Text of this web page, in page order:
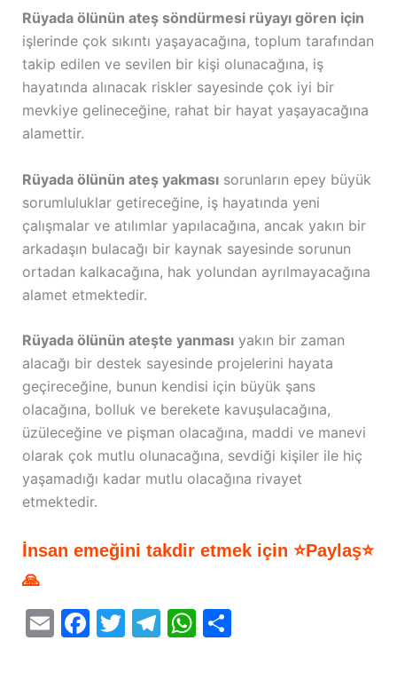
Rüyada ölünün ateş söndürmesi rüyayı gören için
işlerinde çok sıkıntı yaşayacağına, toplum tarafından
takip edilen ve sevilen bir kişi olunacağına, iş
hayatında alınacak riskler sayesinde çok iyi bir
mevkiye gelineceğine, rahat bir hayat yaşayacağına
alamettir.
Rüyada ölünün ateş yakmasısorunların epey büyük
sorumluluklar getireceğine, iş hayatında yeni
çalışmalar ve atılımlar yapılacağına, ancak yakın bir
arkadaşın bulacağı bir kaynak sayesinde sorunun
ortadan kalkacağına, hak yolundan ayrılmayacağına
alamet etmektedir.
Rüyada ölünün ateşte yanmasıyakın bir zaman
alacağı bir destek sayesinde projelerini hayata
geçireceğine, bunun kendisi için büyük şans
olacağına, bolluk ve berekete kavuşulacağına,
üzüleceğine ve pişman olacağına, maddi ve manevi
olarak çok mutlu olunacağına, sevdiği kişiler ile hiç
yaşamadığı kadar mutlu olacağına rivayet
etmektedir.
İnsan emeğini takdir etmek için ⭐Paylaş⭐
🙏
E F T T W S